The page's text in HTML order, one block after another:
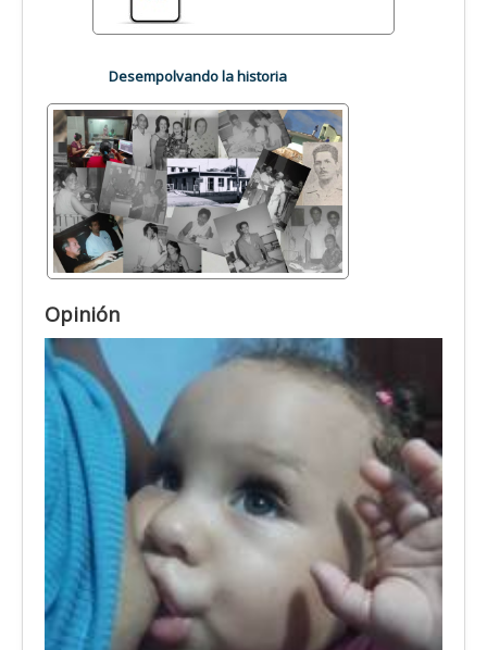
Desempolvando la historia
Opinión